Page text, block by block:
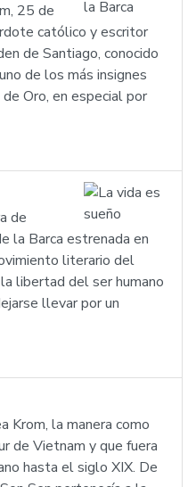
25 de
católico y escritor
de Santiago, conocido
de los más insignes
Oro, en especial por
de
la Barca estrenada en
literario del
libertad del ser humano
llevar por un
Krom, la manera como
de Vietnam y que fuera
hasta el siglo XIX. De